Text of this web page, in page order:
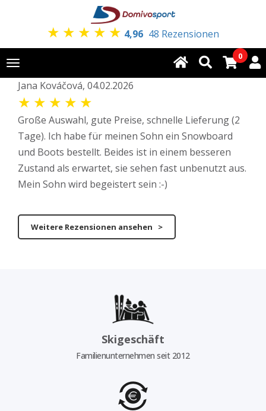
★ ★ ★ ★ ★ 4,96 48 Rezensionen
Toggle
navigation
0
Jana Kováčová, 04.02.2026
★ ★ ★ ★ ★
Große Auswahl, gute Preise, schnelle Lieferung (2
Tage). Ich habe für meinen Sohn ein Snowboard
und Boots bestellt. Beides ist in einem besseren
Zustand als erwartet, sie sehen fast unbenutzt aus.
Mein Sohn wird begeistert sein :-)
Weitere Rezensionen ansehen >
Skigeschäft
Familienunternehmen seit 2012